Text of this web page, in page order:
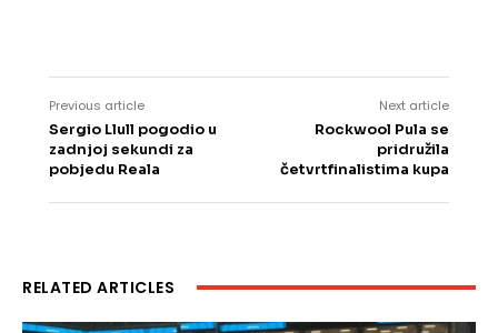
Previous article
Sergio Llull pogodio u
zadnjoj sekundi za
pobjedu Reala
Next article
Rockwool Pula se
pridružila
četvrtfinalistima kupa
RELATED ARTICLES